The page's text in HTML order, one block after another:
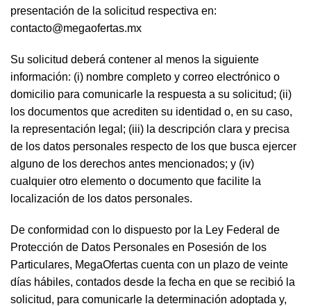
presentación de la solicitud respectiva en:
contacto@megaofertas.mx
Su solicitud deberá contener al menos la siguiente
información: (i) nombre completo y correo electrónico o
domicilio para comunicarle la respuesta a su solicitud; (ii)
los documentos que acrediten su identidad o, en su caso,
la representación legal; (iii) la descripción clara y precisa
de los datos personales respecto de los que busca ejercer
alguno de los derechos antes mencionados; y (iv)
cualquier otro elemento o documento que facilite la
localización de los datos personales.
De conformidad con lo dispuesto por la Ley Federal de
Protección de Datos Personales en Posesión de los
Particulares, MegaOfertas cuenta con un plazo de veinte
días hábiles, contados desde la fecha en que se recibió la
solicitud, para comunicarle la determinación adoptada y,